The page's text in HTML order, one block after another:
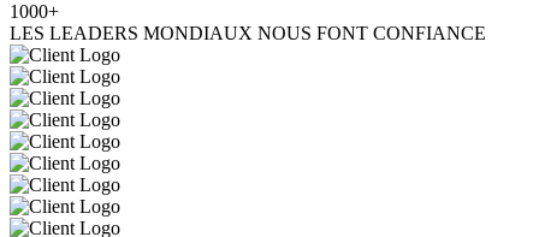
1000+
LES LEADERS MONDIAUX NOUS FONT CONFIANCE